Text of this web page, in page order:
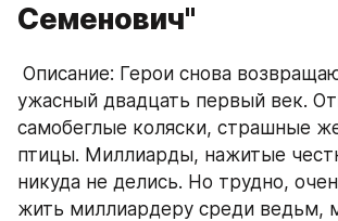
Семенович"
ужасный двадцать первый век.
самобеглые коляски, страшные
птицы. Миллиарды, нажитые
никуда не делись. Но трудно,
жить миллиардеру среди ведьм,